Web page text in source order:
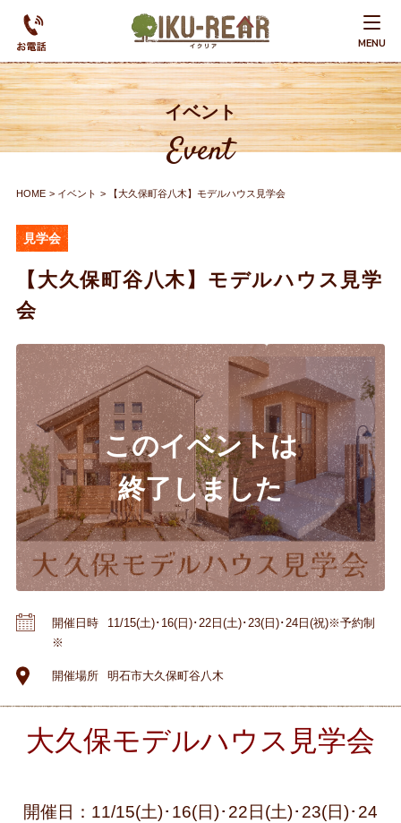
MENU
イベント
Event
HOME イベント 【大久保町谷八木】モデルハウス見学会
見学会
【大久保町谷八木】モデルハウス見学
会
開催日時
11/15(土)･16(日)･22日(土)･23(日)･24日(祝)※予約制
※
開催場所 明石市大久保町谷八木
大久保モデルハウス見学会
開催日：11/15(土)･16(日)･22日(土)･23(日)･24